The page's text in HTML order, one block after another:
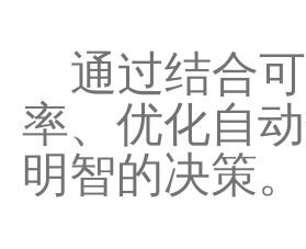
通过结合可
率、优化自
明智的决策。